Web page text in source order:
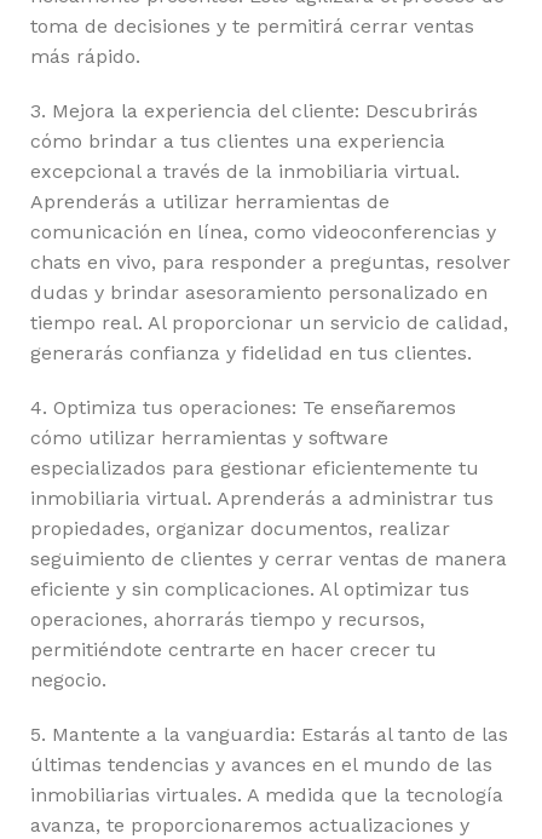
toma de decisiones y te permitirá cerrar ventas
más rápido.
3. Mejora la experiencia del cliente: Descubrirás
cómo brindar a tus clientes una experiencia
excepcional a través de la inmobiliaria virtual.
Aprenderás a utilizar herramientas de
comunicación en línea, como videoconferencias y
chats en vivo, para responder a preguntas, resolver
dudas y brindar asesoramiento personalizado en
tiempo real. Al proporcionar un servicio de calidad,
generarás confianza y fidelidad en tus clientes.
4. Optimiza tus operaciones: Te enseñaremos
cómo utilizar herramientas y software
especializados para gestionar eficientemente tu
inmobiliaria virtual. Aprenderás a administrar tus
propiedades, organizar documentos, realizar
seguimiento de clientes y cerrar ventas de manera
eficiente y sin complicaciones. Al optimizar tus
operaciones, ahorrarás tiempo y recursos,
permitiéndote centrarte en hacer crecer tu
negocio.
5. Mantente a la vanguardia: Estarás al tanto de las
últimas tendencias y avances en el mundo de las
inmobiliarias virtuales. A medida que la tecnología
avanza, te proporcionaremos actualizaciones y